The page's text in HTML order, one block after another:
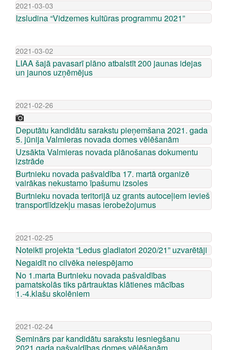
2021-03-03
Izsludina “Vidzemes kultūras programmu 2021”
2021-03-02
LIAA šajā pavasarī plāno atbalstīt 200 jaunas idejas
un jaunos uzņēmējus
2021-02-26
Deputātu kandidātu sarakstu pieņemšana 2021. gada
5. jūnija Valmieras novada domes vēlēšanām
Uzsākta Valmieras novada plānošanas dokumentu
izstrāde
Burtnieku novada pašvaldība 17. martā organizē
vairākas nekustamo īpašumu izsoles
Burtnieku novada teritorijā uz grants autoceļiem ievieš
transportlīdzekļu masas ierobežojumus
2021-02-25
Noteikti projekta “Ledus gladiatori 2020/21” uzvarētāji
Negaidīt no cilvēka neiespējamo
No 1.marta Burtnieku novada pašvaldības
pamatskolās tiks pārtrauktas klātienes mācības
1.-4.klašu skolēniem
2021-02-24
Seminārs par kandidātu sarakstu iesniegšanu